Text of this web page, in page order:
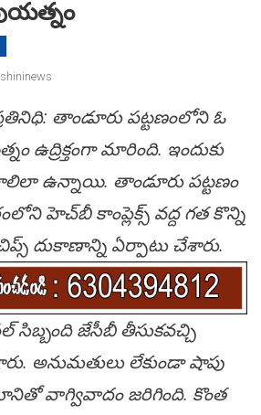
తాండూరు ప‌ట్ట‌ణంలోని ఓ
ఉద్రిక్తంగా మారింది. ఇందుకు
ఉన్నాయి. తాండూరు ప‌ట్ట‌ణం
హెచ్‌బీ కాంప్లెక్స్ వ‌ద్ద గ‌త కొన్ని
చిప్స్ దుకాణాన్ని ఏర్పాటు చేశారు.
సిబ్బంది జేసీబీ తీసుక‌వ‌చ్చి
అనుమ‌తులు లేకుండా షాపు
వాగ్వివాదం జ‌రిగింది. కొంత